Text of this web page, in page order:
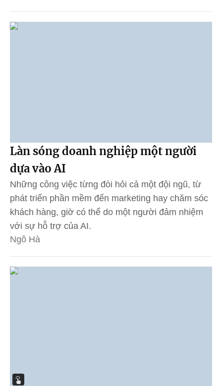
Làn sóng doanh nghiệp một người
dựa vào AI
Những công việc từng đòi hỏi cả một đội ngũ, từ
phát triển phần mềm đến marketing hay chăm sóc
khách hàng, giờ có thể do một người đảm nhiệm
với sự hỗ trợ của AI.
Ngô Hà